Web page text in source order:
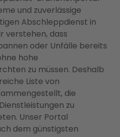
und zuverlässige
Abschleppdienst in
verstehen, dass
oder Unfälle bereits
hohe
zu müssen. Deshalb
Liste von
die
zu
Unser Portal
dem günstigsten